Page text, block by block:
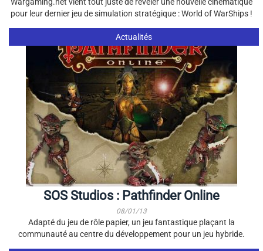
pour leur dernier jeu de simulation stratégique : World of WarShips !
Actualités
SOS Studios : Pathfinder Online
08/01/13
Adapté du jeu de rôle papier, un jeu fantastique plaçant la
communauté au centre du développement pour un jeu hybride.